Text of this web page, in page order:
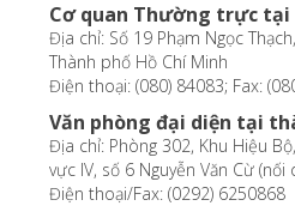
Cơ quan Thường trực tại
Địa chỉ: Số 19 Phạm Ngọc Thạch,
Thành phố Hồ Chí Minh
Điện thoại: (080) 84083; Fax:
Văn phòng đại diện tại
Địa chỉ: Phòng 302, Khu Hiệu
vực IV, số 6 Nguyễn Văn Cừ
Điện thoại/Fax: (0292) 6250868